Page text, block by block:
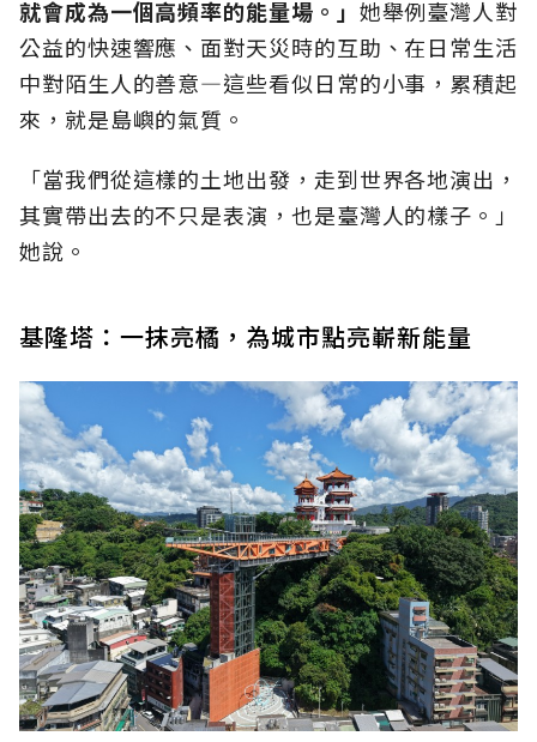
就會成為一個高頻率的能量場。」 她舉例臺灣人對
公益的快速響應、面對天災時的互助、在日常生活
中對陌生人的善意—這些看似日常的小事，累積起
來，就是島嶼的氣質。
「當我們從這樣的土地出發，走到世界各地演出，
其實帶出去的不只是表演，也是臺灣人的樣子。」
她說。
基隆塔：一抹亮橘，為城市點亮嶄新能量